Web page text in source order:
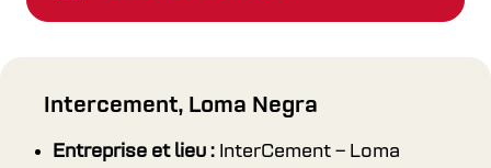
Intercement, Loma Negra
Entreprise et lieu : InterCement – Loma